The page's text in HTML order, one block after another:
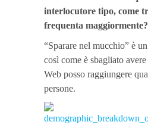
interlocutore tipo, come
frequenta maggiormente?
“Sparare nel mucchio” è
così come è sbagliato
Web posso raggiungere
persone.